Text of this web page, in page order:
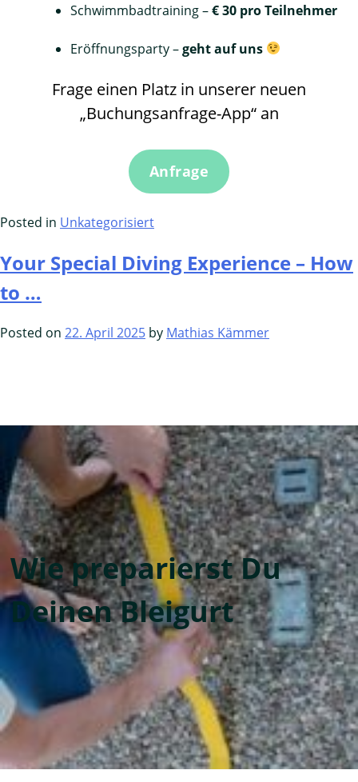
Schwimmbadtraining –€ 30 pro Teilnehmer
Eröffnungsparty –geht auf uns
Frage einen Platz in unserer neuen
„Buchungsanfrage-App“ an
Anfrage
Posted in Unkategorisiert
Your Special Diving Experience – How
to …
Posted on 22. April 2025 by Mathias Kämmer
Wie preparierst Du
Deinen Bleigurt